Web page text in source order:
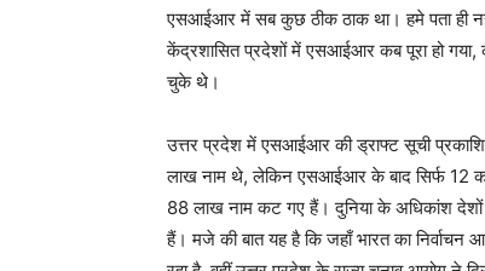
एसआईआर में सब कुछ ठीक ठाक था। हमे पता ही
केंद्रशासित प्रदेशों में एसआईआर कब पूरा हो
चुके थे।
उत्तर प्रदेश में एसआईआर की ड्राफ्ट सूची
लाख नाम थे, लेकिन एसआईआर के बाद सिर्फ 12
88 लाख नाम कट गए हैं। दुनिया के अधिकांश देशों
हैं। मजे की बात यह है कि जहाँ भारत का